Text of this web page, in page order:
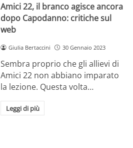
Amici 22, il branco agisce ancora
dopo Capodanno: critiche sul
web
Giulia Bertaccini 30 Gennaio 2023
Sembra proprio che gli allievi di
Amici 22 non abbiano imparato
la lezione. Questa volta…
Leggi di più